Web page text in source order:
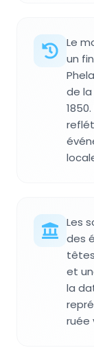
Le
un
de
Les
des
et
la
ruée